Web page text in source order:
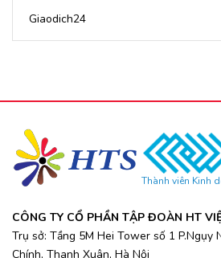
Giaodich24
Thành viên Kinh
CÔNG TY CỔ PHẦN TẬP ĐOÀN HT
Trụ sở: Tầng 5M Hei Tower số 1 P.Ngụy
Chính, Thanh Xuân, Hà Nội